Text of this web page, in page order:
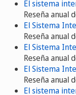
El sistema
Reseña anual
El Sistema
Reseña anual
El Sistema
Reseña anual
El Sistema
Reseña anual
El sistema